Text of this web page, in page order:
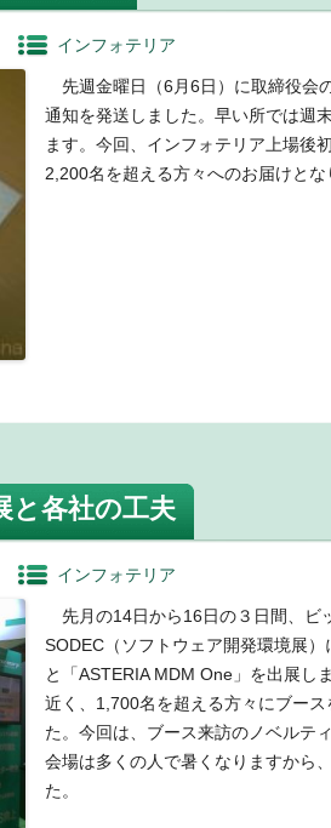
インフォテリア
先週金曜日（6月6日）に取締役会
通知を発送しました。早い所では週
ます。今回、インフォテリア上場後
2,200名を超える方々へのお届けとな
と各社の工夫
インフォテリア
先月の14日から16日の３日間、ビ
SODEC（ソフトウェア開発環境展）
と「ASTERIA MDM One」を出展し
近く、1,700名を超える方々にブー
た。今回は、ブース来訪のノベルテ
会場は多くの人で暑くなりますから
た。